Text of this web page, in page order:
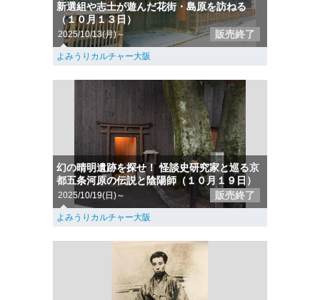
新選組や志士が遊んだ花街・島原を訪ねる
（１０月１３日）
2025/10/13(月)～ 販売終了
よみうりカルチャー大阪
幻の晴明遺跡を探せ！ 怪談史研究家と巡る京
都五条河原の伝説と陰陽師（１０月１９日）
2025/10/19(日)～ 販売終了
よみうりカルチャー大阪